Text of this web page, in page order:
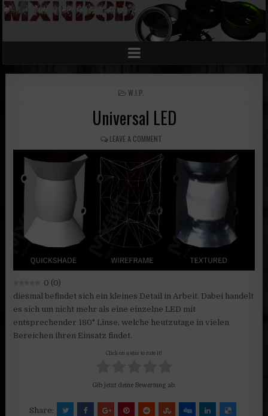
POSTED
W.I.P.
Universal LED
LEAVE A COMMENT
0 (0)
diesmal befindet sich ein kleines Detail in Arbeit. Dabei handelt
es sich um nicht mehr als eine einzelne LED mit
entsprechender 180° Linse, welche heutzutage in vielen
Bereichen ihren Einsatz findet.
Click on a star to rate it!
Gib jetzt deine Bewertung ab.
Share: